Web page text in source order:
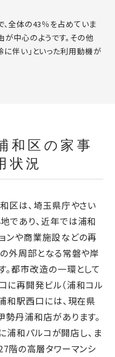
、全体の43％を占めていま
が中心のようです。その他
に伴い」といった利用動機が
和区の家事
状況
区は、埼玉県庁やさい
であり、近年では浦和
ンや商業施設などの再
外周部となる常磐や岸
都市改造の一環として
に再開発ビル（浦和コル
和駅西口には、現在県
丹浦和店があります。
浦和パルコが開店し、ま
階の高層タワーマンシ